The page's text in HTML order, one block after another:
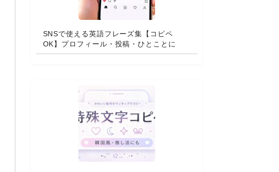
SNSで使える英語フレーズ集【コピペ
OK】プロフィール・投稿・ひとことに